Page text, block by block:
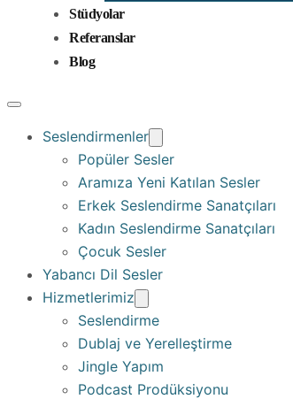
Stüdyolar
Referanslar
Blog
Seslendirmenler
Popüler Sesler
Aramıza Yeni Katılan Sesler
Erkek Seslendirme Sanatçıları
Kadın Seslendirme Sanatçıları
Çocuk Sesler
Yabancı Dil Sesler
Hizmetlerimiz
Seslendirme
Dublaj ve Yerelleştirme
Jingle Yapım
Podcast Prodüksiyonu